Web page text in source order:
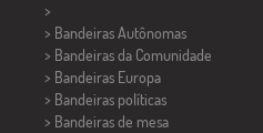
>
> Bandeiras Autônomas
> Bandeiras da Comunidade
> Bandeiras Europa
> Bandeiras políticas
> Bandeiras de mesa